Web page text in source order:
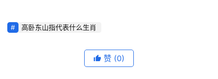
高卧东山指代表什么生肖
赞 (0)